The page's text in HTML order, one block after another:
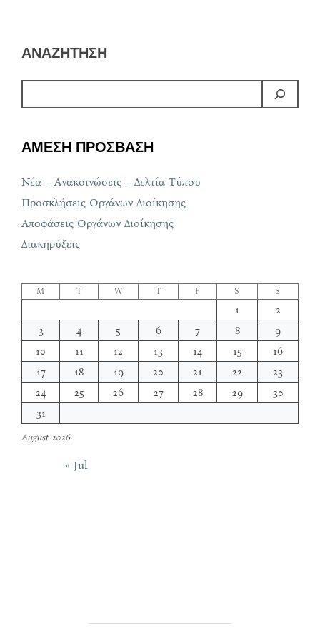
ΑΝΑΖΗΤΗΣΗ
ΑΜΕΣΗ ΠΡΟΣΒΑΣΗ
Νέα – Ανακοινώσεις – Δελτία Τύπου
Προσκλήσεις Οργάνων Διοίκησης
Αποφάσεις Οργάνων Διοίκησης
Διακηρύξεις
August 2026
M T W T F S S
1
2
3
4 5 6 7 8
9
10
11 12 13 14 15
16
17
18 19 20 21 22
23
24
25 26 27 28 29
30
31
« Jul